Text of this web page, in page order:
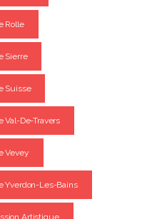
Rolle
Sierre
Suisse
Val-De-Travers
Vevey
Yverdon-Les-Bains
Artistique